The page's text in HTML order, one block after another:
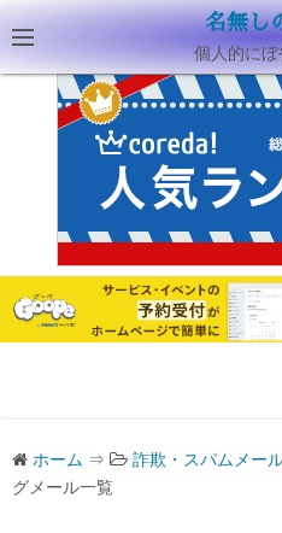
名無し
個人的に
ホーム ⇒ 詐欺・スパムメー
グメール一覧